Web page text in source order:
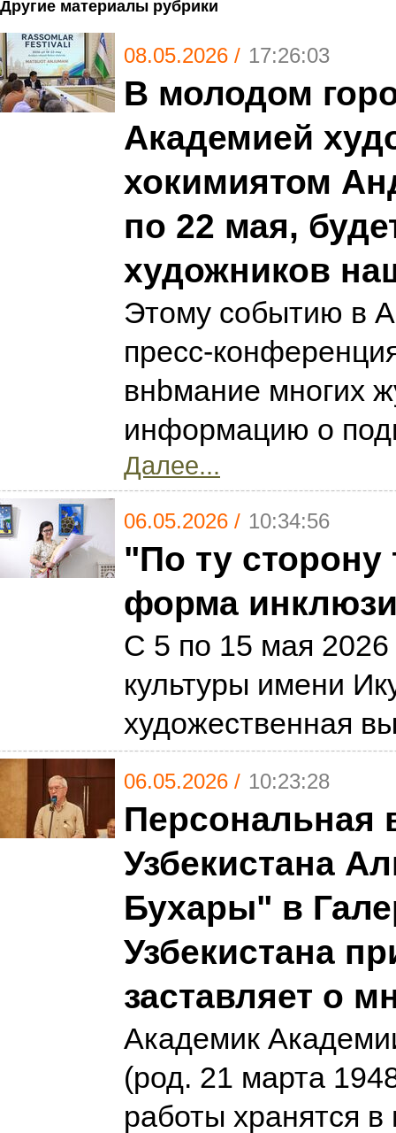
Другие материалы рубрики
08.05.2026 / 17:26:03
В молодом
Академией
хокимиятом
по 22 мая,
художников
Этому событию в
пресс-
внbмание многих
информацию о
Далее...
06.05.2026 / 10:34:56
"По ту
форма
С 5 по 15 мая
культуры имени
художественная
06.05.2026 / 10:23:28
Персональная
Узбекистана
Бухары" в
Узбекистана
заставляет о
Академик
(род. 21 марта
работы хранятся в